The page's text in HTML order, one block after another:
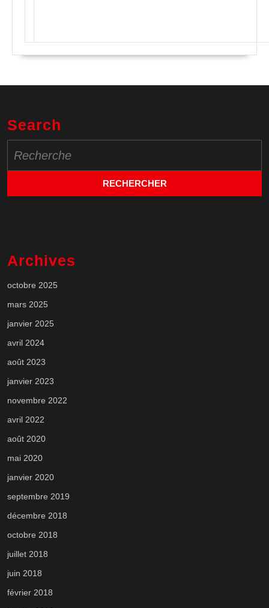
Search
for:
Archives
octobre 2025
mars 2025
janvier 2025
avril 2024
août 2023
janvier 2023
novembre 2022
avril 2022
août 2020
mai 2020
janvier 2020
septembre 2019
décembre 2018
octobre 2018
juillet 2018
juin 2018
février 2018